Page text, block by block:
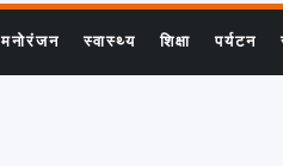
मनोरंजन स्वास्थ्य शिक्षा पर्यटन